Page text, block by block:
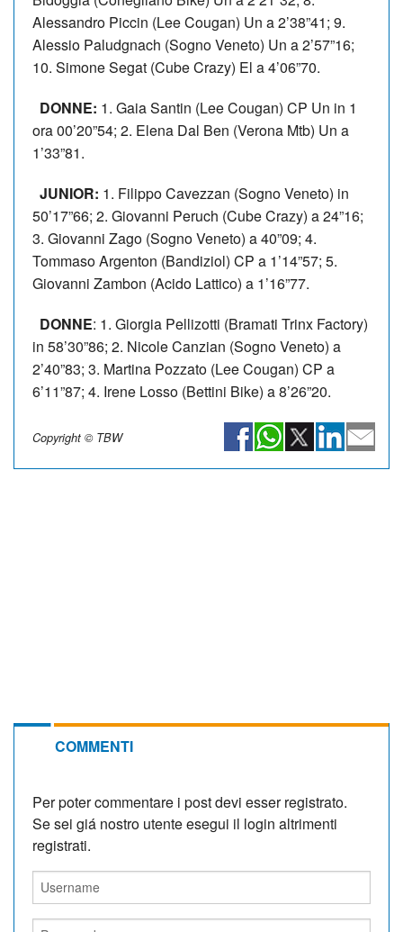
Alessandro Piccin (Lee Cougan) Un a 2’38”41; 9.
Alessio Paludgnach (Sogno Veneto) Un a 2’57”16;
10. Simone Segat (Cube Crazy) El a 4’06”70.
DONNE: 1. Gaia Santin (Lee Cougan) CP Un in 1
ora 00’20”54; 2. Elena Dal Ben (Verona Mtb) Un a
1’33”81.
JUNIOR: 1. Filippo Cavezzan (Sogno Veneto) in
50’17”66; 2. Giovanni Peruch (Cube Crazy) a 24”16;
3. Giovanni Zago (Sogno Veneto) a 40”09; 4.
Tommaso Argenton (Bandiziol) CP a 1’14”57; 5.
Giovanni Zambon (Acido Lattico) a 1’16”77.
DONNE: 1. Giorgia Pellizotti (Bramati Trinx Factory)
in 58’30”86; 2. Nicole Canzian (Sogno Veneto) a
2’40”83; 3. Martina Pozzato (Lee Cougan) CP a
6’11”87; 4. Irene Losso (Bettini Bike) a 8’26”20.
Copyright © TBW
COMMENTI
Per poter commentare i post devi esser registrato.
Se sei giá nostro utente esegui il login altrimenti
registrati.